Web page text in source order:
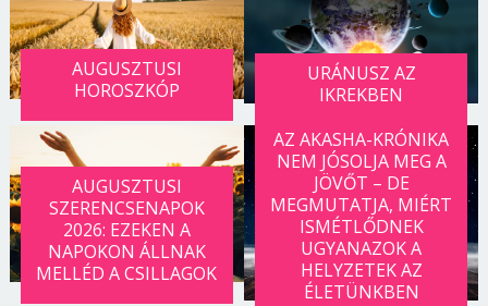
AUGUSZTUSI
HOROSZKÓP
URÁNUSZ AZ
IKREKBEN
AUGUSZTUSI
SZERENCSENAPOK
2026: EZEKEN A
NAPOKON ÁLLNAK
MELLÉD A CSILLAGOK
AZ AKASHA-KRÓNIKA
NEM JÓSOLJA MEG A
JÖVŐT – DE
MEGMUTATJA, MIÉRT
ISMÉTLŐDNEK
UGYANAZOK A
HELYZETEK AZ
ÉLETÜNKBEN